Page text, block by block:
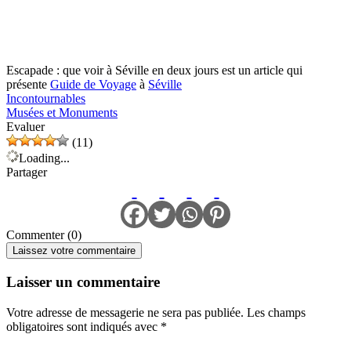
Escapade : que voir à Séville en deux jours est un article qui
présente Guide de Voyage à Séville
Incontournables
Musées et Monuments
Evaluer
(11)
Loading...
Partager
Commenter (0)
Laissez votre commentaire
Laisser un commentaire
Votre adresse de messagerie ne sera pas publiée. Les champs
obligatoires sont indiqués avec *